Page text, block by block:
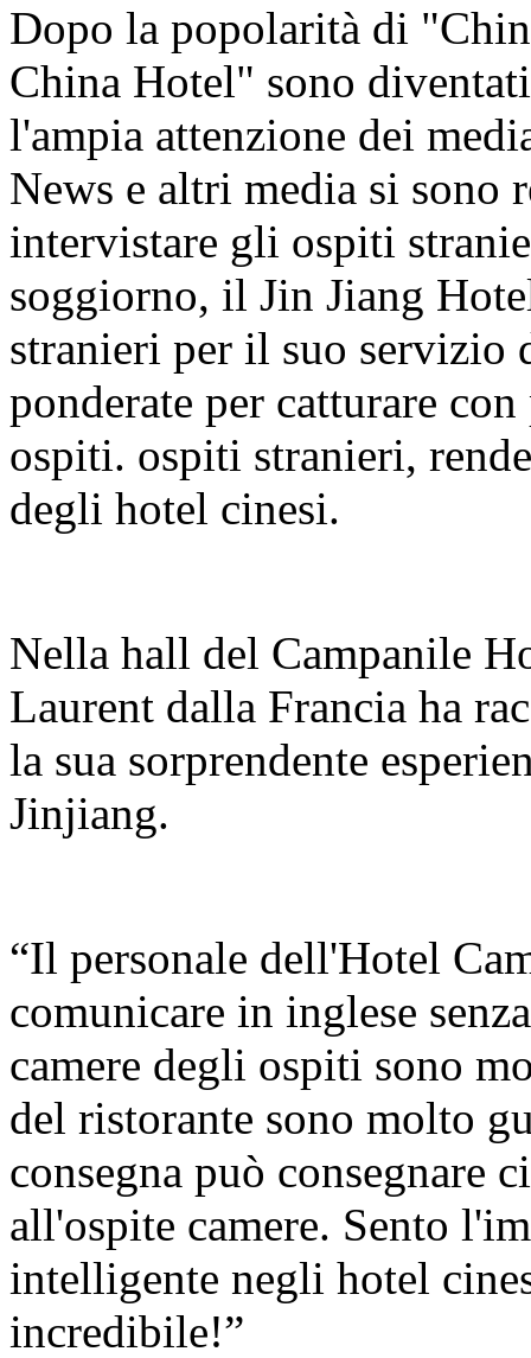
Dopo la popolarità di
China Hotel" sono
l'ampia attenzione dei
News e altri media si sono
intervistare gli ospiti
soggiorno, il Jin Jiang
stranieri per il suo servizio
ponderate per catturare
ospiti. ospiti stranieri,
degli hotel cinesi.
Nella hall del Campanile
Laurent dalla Francia ha
la sua sorprendente
Jinjiang.
“Il personale dell'Hotel
comunicare in inglese
camere degli ospiti sono
del ristorante sono molto
consegna può consegnare
all'ospite camere. Sento
intelligente negli hotel
incredibile!”